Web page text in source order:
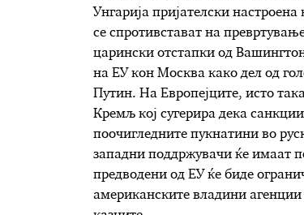
Унгарија пријателски
се спротивстават на
царински отстапки од
на ЕУ кон Москва како дел од
Путин. На Европејците, исто
Кремљ кој сугерира дека
поочигледните пукнатини во
западни поддржувачи ќе имаат
предводени од ЕУ ќе биде
американските владини агенции